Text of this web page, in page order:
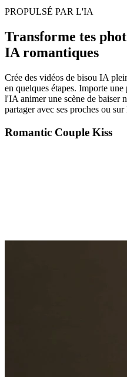
PROPULSÉ PAR L'IA
Transforme tes
IA romantiques
Crée des vidéos de bisou IA
en quelques étapes. Importe
l'IA animer une scène de baiser
partager avec ses proches ou
Romantic Couple Kiss